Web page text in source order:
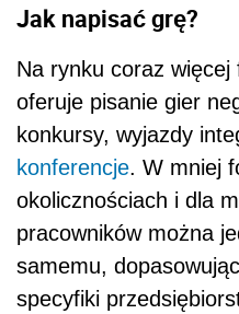
Jak napisać grę?
Na rynku coraz więcej
oferuje pisanie gier
konkursy, wyjazdy
konferencje. W mniej
okolicznościach i dla
pracowników można
samemu,
specyfiki